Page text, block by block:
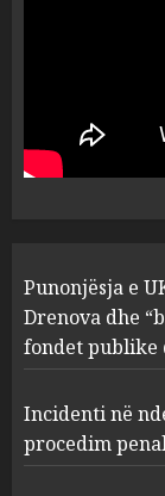
1
2
Punonjësja e
Drenova dhe
fondet publike
Incidenti në
procedim